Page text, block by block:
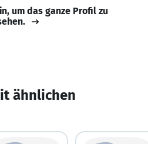
um das ganze Profil zu
ähnlichen